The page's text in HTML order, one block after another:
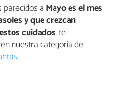
parecidos a Mayo es el mes
y que crezcan
cuidados, te
nuestra categoría de
.